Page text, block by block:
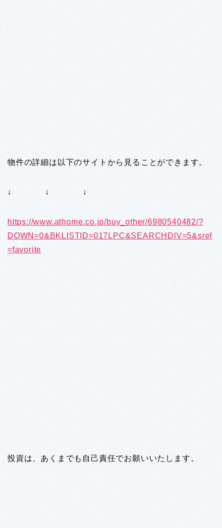
物件の詳細は以下のサイトから見ることができます。
↓ ↓ ↓
https://www.athome.co.jp/buy_other/6980540482/?
DOWN=0&BKLISTID=017LPC&SEARCHDIV=5&sref
=favorite
投資は、あくまでも自己責任でお願いいたします。